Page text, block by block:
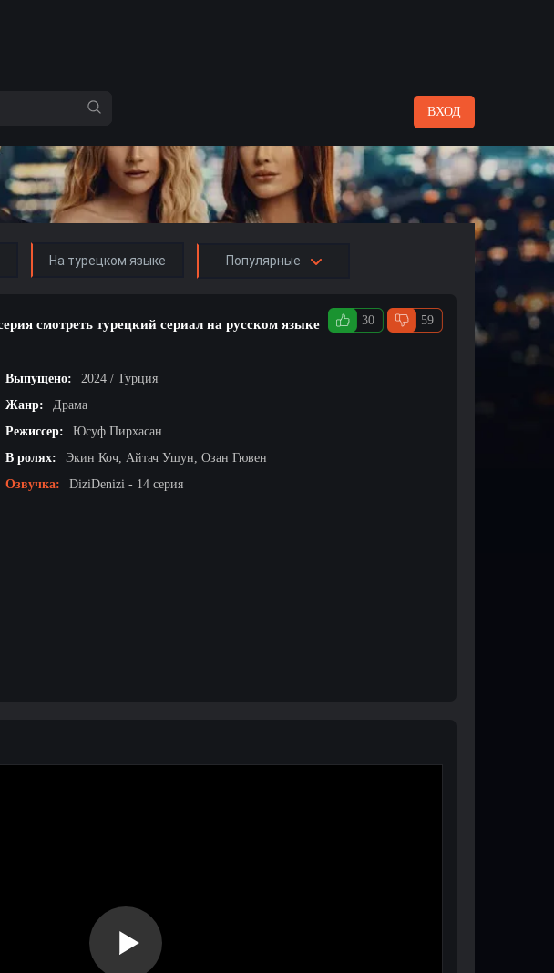
ВХОД
На турецком языке Популярные
смотреть турецкий сериал на русском языке 30 59
Выпущено:
2024 / Турция
Жанр:
Драма
Режиссер:
Юсуф Пирхасан
В ролях:
Экин Коч, Айтач Ушун, Озан Гювен
Озвучка:
DiziDenizi - 14 серия